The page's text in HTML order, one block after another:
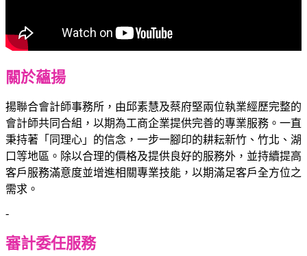
關於蘊揚
揚聯合會計師事務所，由邱素慧及蔡府堅兩位執業經歷完整的
會計師共同合組，以期為工商企業提供完善的專業服務。一直
秉持著「同理心」的信念，一步一腳印的耕耘新竹、竹北、湖
口等地區。除以合理的價格及提供良好的服務外，並持續提高
客戶服務滿意度並增進相關專業技能，以期滿足客戶全方位之
需求。
-
審計委任服務